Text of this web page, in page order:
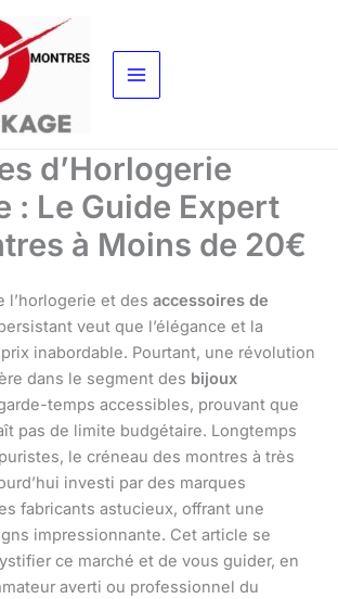
d’Horlogerie
: Le Guide Expert
à Moins de 20€
l’horlogerie et des accessoires de
veut que l’élégance et la
inabordable. Pourtant, une révolution
dans le segment des bijoux
temps accessibles, prouvant que
pas de limite budgétaire. Longtemps
le créneau des montres à très
investi par des marques
fabricants astucieux, offrant une
impressionnante. Cet article se
ce marché et de vous guider, en
averti ou professionnel du